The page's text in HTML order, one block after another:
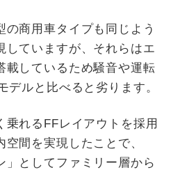
の商用車タイプも同じよう
していますが、それらはエ
載しているため騒音や運転
デルと比べると劣ります。
乗れるFFレイアウトを採用
間を実現したことで、
」としてファミリー層から